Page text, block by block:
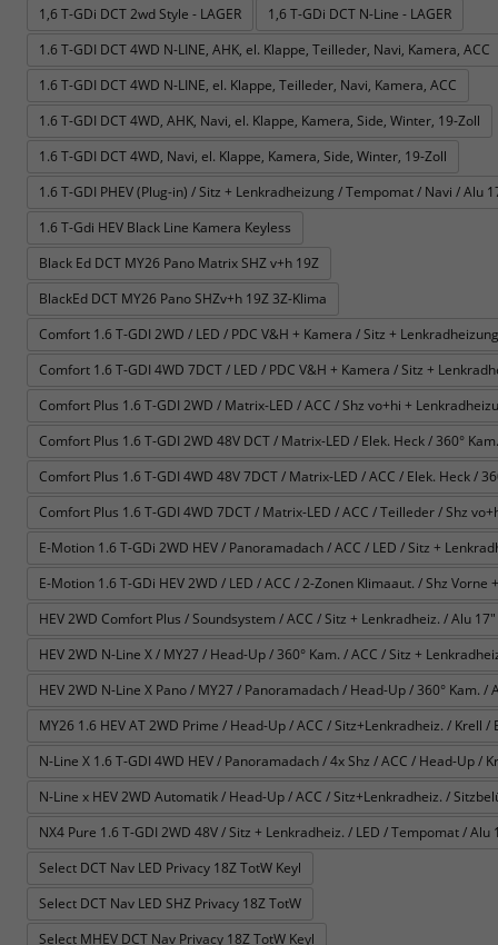
1,6 T-GDi DCT 2wd Style - LAGER
1,6 T-GDi DCT N-Line - LAGER
1.6 T-GDI DCT 4WD N-LINE, AHK, el. Klappe, Teilleder, Navi, Kamera, ACC
1.6 T-GDI DCT 4WD N-LINE, el. Klappe, Teilleder, Navi, Kamera, ACC
1.6 T-GDI DCT 4WD, AHK, Navi, el. Klappe, Kamera, Side, Winter, 19-Zoll
1.6 T-GDI DCT 4WD, Navi, el. Klappe, Kamera, Side, Winter, 19-Zoll
1.6 T-GDI PHEV (Plug-in) / Sitz + Lenkradheizung / Tempomat / Navi / Alu
1.6 T-Gdi HEV Black Line Kamera Keyless
Black Ed DCT MY26 Pano Matrix SHZ v+h 19Z
BlackEd DCT MY26 Pano SHZv+h 19Z 3Z-Klima
Comfort 1.6 T-GDI 2WD / LED / PDC V&H + Kamera / Sitz +
Comfort 1.6 T-GDI 4WD 7DCT / LED / PDC V&H + Kamera / Sitz +
Comfort Plus 1.6 T-GDI 2WD / Matrix-LED / ACC / Shz vo+hi +
Comfort Plus 1.6 T-GDI 2WD 48V DCT / Matrix-LED / Elek. Heck / 360°
Comfort Plus 1.6 T-GDI 4WD 48V 7DCT / Matrix-LED / ACC / Elek. Heck /
Comfort Plus 1.6 T-GDI 4WD 7DCT / Matrix-LED / ACC / Teilleder / Shz
E-Motion 1.6 T-GDi 2WD HEV / Panoramadach / ACC / LED / Sitz +
E-Motion 1.6 T-GDi HEV 2WD / LED / ACC / 2-Zonen Klimaaut. / Shz Vorne
HEV 2WD Comfort Plus / Soundsystem / ACC / Sitz + Lenkradheiz. / Alu
HEV 2WD N-Line X / MY27 / Head-Up / 360° Kam. / ACC / Sitz +
HEV 2WD N-Line X Pano / MY27 / Panoramadach / Head-Up / 360° Kam.
MY26 1.6 HEV AT 2WD Prime / Head-Up / ACC / Sitz+Lenkradheiz. / Krell
N-Line X 1.6 T-GDI 4WD HEV / Panoramadach / 4x Shz / ACC / Head-Up
N-Line x HEV 2WD Automatik / Head-Up / ACC / Sitz+Lenkradheiz. /
NX4 Pure 1.6 T-GDI 2WD 48V / Sitz + Lenkradheiz. / LED / Tempomat / Alu
Select DCT Nav LED Privacy 18Z TotW Keyl
Select DCT Nav LED SHZ Privacy 18Z TotW
Select MHEV DCT Nav Privacy 18Z TotW Keyl